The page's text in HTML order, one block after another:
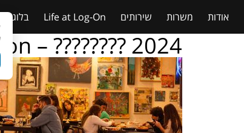
אודות משרות שירותים Life at Log-On בלוג
– ???????? 2024